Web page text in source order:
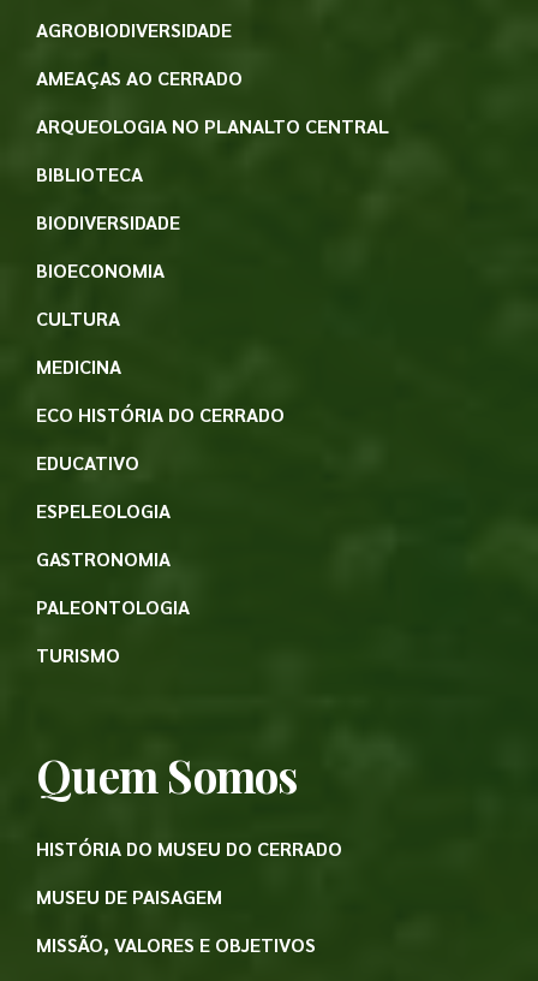
AGROBIODIVERSIDADE
AMEAÇAS AO CERRADO
ARQUEOLOGIA NO PLANALTO CENTRAL
BIBLIOTECA
BIODIVERSIDADE
BIOECONOMIA
CULTURA
MEDICINA
ECO HISTÓRIA DO CERRADO
EDUCATIVO
ESPELEOLOGIA
GASTRONOMIA
PALEONTOLOGIA
TURISMO
Quem Somos
HISTÓRIA DO MUSEU DO CERRADO
MUSEU DE PAISAGEM
MISSÃO, VALORES E OBJETIVOS